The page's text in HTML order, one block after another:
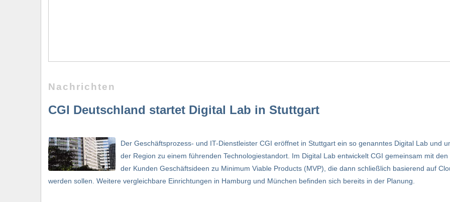
Nachrichten
CGI Deutschland startet Digital Lab in Stuttgart
Der Geschäftsprozess- und IT-Dienstleister CGI eröffnet in Stuttgart ein so genanntes Digital Lab und
der Region zu einem führenden Technologiestandort. Im Digital Lab entwickelt CGI gemeinsam mit
der Kunden Geschäftsideen zu Minimum Viable Products (MVP), die dann schließlich basierend auf
werden sollen. Weitere vergleichbare Einrichtungen in Hamburg und München befinden sich bereits in der Planung.